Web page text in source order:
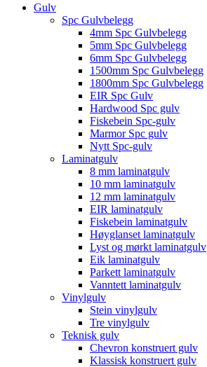
Gulv
Spc Gulvbelegg
4mm Spc Gulvbelegg
5mm Spc Gulvbelegg
6mm Spc Gulvbelegg
1500mm Spc Gulvbelegg
1800mm Spc Gulvbelegg
EIR Spc Gulv
Hardwood Spc gulv
Fiskebein Spc-gulv
Marmor Spc gulv
Nytt Spc-gulv
Laminatgulv
8 mm laminatgulv
10 mm laminatgulv
12 mm laminatgulv
EIR laminatgulv
Fiskebein laminatgulv
Høyglanset laminatgulv
Lyst og mørkt laminatgulv
Eik laminatgulv
Parkett laminatgulv
Vanntett laminatgulv
Vinylgulv
Stein vinylgulv
Tre vinylgulv
Teknisk gulv
Chevron konstruert gulv
Klassisk konstruert gulv